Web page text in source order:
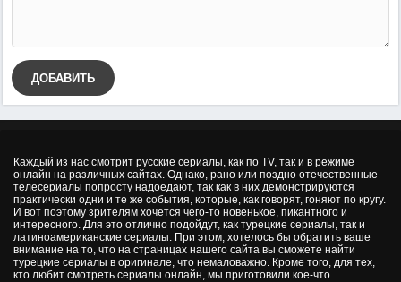
ДОБАВИТЬ
Каждый из нас смотрит русские сериалы, как по TV, так и в режиме
онлайн на различных сайтах. Однако, рано или поздно отечественные
телесериалы попросту надоедают, так как в них демонстрируются
практически одни и те же события, которые, как говорят, гоняют по кругу.
И вот поэтому зрителям хочется чего-то новенькое, пикантного и
интересного. Для это отлично подойдут, как турецкие сериалы, так и
латиноамериканские сериалы. При этом, хотелось бы обратить ваше
внимание на то, что на страницах нашего сайта вы сможете найти
турецкие сериалы в оригинале, что немаловажно. Кроме того, для тех,
кто любит смотреть сериалы онлайн, мы приготовили кое-что